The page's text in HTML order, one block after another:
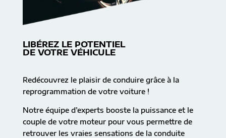
LIBÉREZ LE POTENTIEL
DE VOTRE VÉHICULE
Redécouvrez le plaisir de conduire grâce à la
reprogrammation de votre voiture !
Notre équipe d’experts booste la puissance et le
couple de votre moteur pour vous permettre de
retrouver les vraies sensations de la conduite